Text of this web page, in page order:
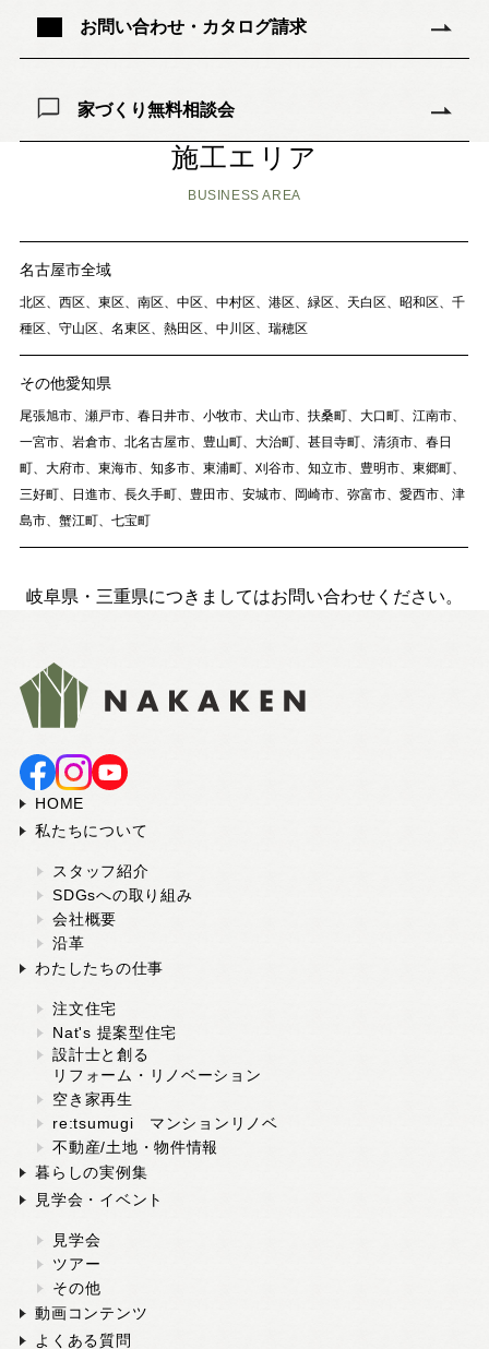
お問い合わせ・カタログ請求
家づくり無料相談会
施工エリア
BUSINESS AREA
名古屋市全域
北区、西区、東区、南区、中区、中村区、港区、緑区、天白区、昭和区、千
種区、守山区、名東区、熱田区、中川区、瑞穂区
その他愛知県
尾張旭市、瀬戸市、春日井市、小牧市、犬山市、扶桑町、大口町、江南市、
一宮市、岩倉市、北名古屋市、豊山町、大治町、甚目寺町、清須市、春日
町、大府市、東海市、知多市、東浦町、刈谷市、知立市、豊明市、東郷町、
三好町、日進市、長久手町、豊田市、安城市、岡崎市、弥富市、愛西市、津
島市、蟹江町、七宝町
岐阜県・三重県につきましてはお問い合わせください。
HOME
私たちについて
スタッフ紹介
SDGsへの取り組み
会社概要
沿革
わたしたちの仕事
注文住宅
Nat's 提案型住宅
設計士と創る
リフォーム・リノベーション
空き家再生
re:tsumugi マンションリノベ
不動産/土地・物件情報
暮らしの実例集
見学会・イベント
見学会
ツアー
その他
動画コンテンツ
よくある質問